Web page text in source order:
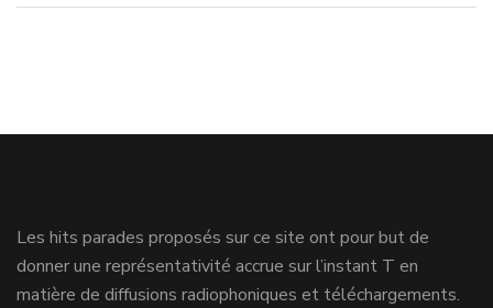
Les hits parades proposés sur ce site ont pour but de
donner une représentativité accrue sur l’instant T en
matière de diffusions radiophoniques et téléchargements.